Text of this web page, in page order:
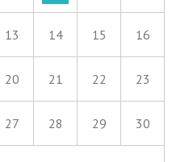
13 14 15 16
20 21 22 23
27 28 29 30